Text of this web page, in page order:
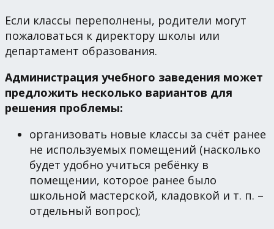
Если классы переполнены, родители могут
пожаловаться к директору школы или
департамент образования.
Администрация учебного заведения может
предложить несколько вариантов для
решения проблемы:
организовать новые классы за счёт ранее
не используемых помещений (насколько
будет удобно учиться ребёнку в
помещении, которое ранее было
школьной мастерской, кладовкой и т. п. –
отдельный вопрос);